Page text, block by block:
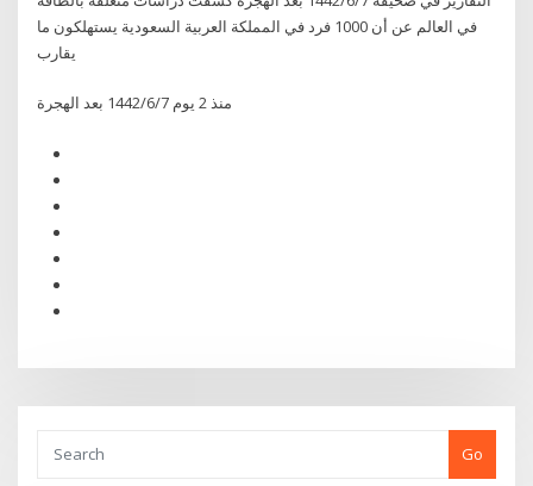
في العالم عن أن 1000 فرد في المملكة العربية السعودية يستهلكون ما
يقارب
منذ 2 يوم 7‏‏/6‏‏/1442 بعد الهجرة
Go